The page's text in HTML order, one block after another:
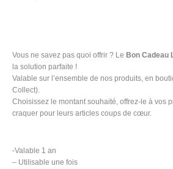
Vous ne savez pas quoi offrir ? Le Bon Cadeau
la solution parfaite !
Valable sur l’ensemble de nos produits, en
Collect).
Choisissez le montant souhaité, offrez-le à vos
craquer pour leurs articles coups de cœur.
-Valable 1 an
– Utilisable une fois